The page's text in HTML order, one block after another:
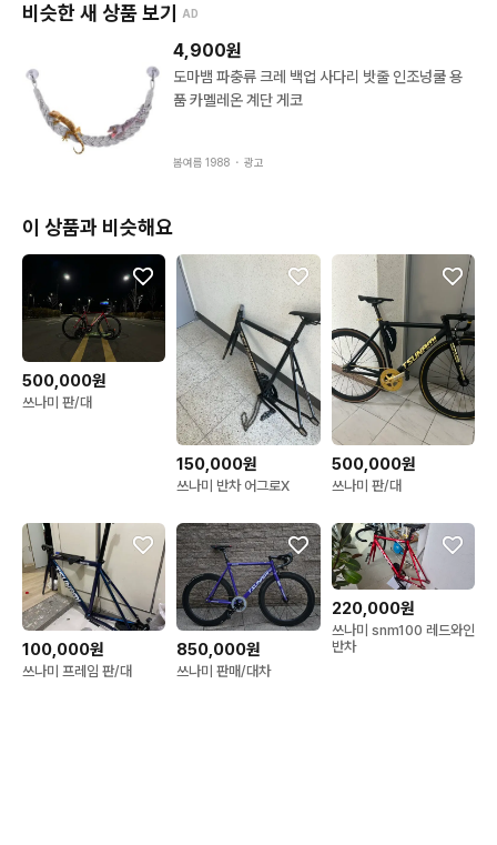
비슷한 새 상품 보기 AD
4,900원
도마뱀 파충류 크레 백업 사다리 밧줄 인조넝쿨 용
품 카멜레온 계단 게코
봄여름 1988 ・ 광고
이 상품과 비슷해요
500,000원
쓰나미 판/대
150,000원
쓰나미 반차 어그로X
500,000원
쓰나미 판/대
100,000원
쓰나미 프레임 판/대
850,000원
쓰나미 판매/대차
220,000원
쓰나미 snm100 레드와인
반차